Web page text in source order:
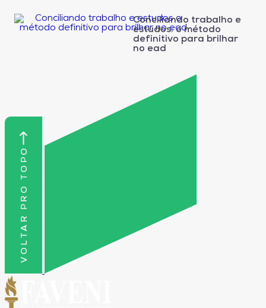
Conciliando trabalho e
estudos: o método
definitivo para brilhar
no ead
VOLTAR PRO TOPO